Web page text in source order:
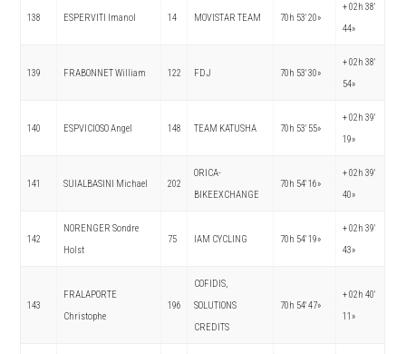
138 ESPERVITI Imanol 14 MOVISTAR TEAM 70h 53′ 20»
+ 02h 38′
44»
139 FRABONNET William 122 FDJ 70h 53′ 30»
+ 02h 38′
54»
140 ESPVICIOSO Angel 148 TEAM KATUSHA 70h 53′ 55»
+ 02h 39′
19»
141 SUIALBASINI Michael 202
ORICA-
BIKEEXCHANGE
70h 54′ 16»
+ 02h 39′
40»
142
NORENGER Sondre
Holst
75 IAM CYCLING 70h 54′ 19»
+ 02h 39′
43»
143
FRALAPORTE
Christophe
196
COFIDIS,
SOLUTIONS
CREDITS
70h 54′ 47»
+ 02h 40′
11»